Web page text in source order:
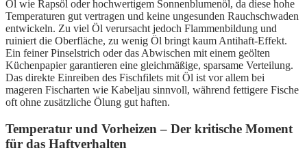
Öl wie Rapsöl oder hochwertigem Sonnenblumenöl, da diese hohe
Temperaturen gut vertragen und keine ungesunden Rauchschwaden
entwickeln. Zu viel Öl verursacht jedoch Flammenbildung und
ruiniert die Oberfläche, zu wenig Öl bringt kaum Antihaft-Effekt.
Ein feiner Pinselstrich oder das Abwischen mit einem geölten
Küchenpapier garantieren eine gleichmäßige, sparsame Verteilung.
Das direkte Einreiben des Fischfilets mit Öl ist vor allem bei
mageren Fischarten wie Kabeljau sinnvoll, während fettigere Fische
oft ohne zusätzliche Ölung gut haften.
Temperatur und Vorheizen – Der kritische Moment
für das Haftverhalten